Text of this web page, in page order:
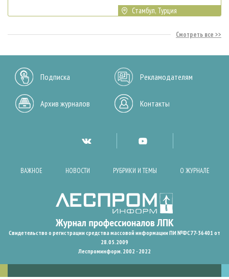
Стамбул, Турция
Смотреть все
Подписка Рекламодателям
Архив журналов Контакты
ВАЖНОЕ НОВОСТИ РУБРИКИ И ТЕМЫ О ЖУРНАЛЕ
Свидетельство о регистрации средства массовой информации ПИ №ФС77-36401 от
28.05.2009
Леспроминформ. 2002 - 2022